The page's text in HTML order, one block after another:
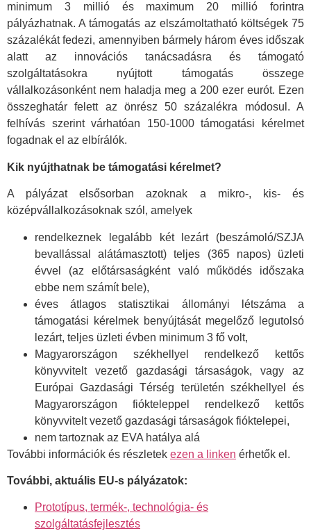
minimum 3 millió és maximum 20 millió forintra
pályázhatnak. A támogatás az elszámoltatható költségek 75
százalékát fedezi, amennyiben bármely három éves időszak
alatt az innovációs tanácsadásra és támogató
szolgáltatásokra nyújtott támogatás összege
vállalkozásonként nem haladja meg a 200 ezer eurót. Ezen
összeghatár felett az önrész 50 százalékra módosul. A
felhívás szerint várhatóan 150-1000 támogatási kérelmet
fogadnak el az elbírálók.
Kik nyújthatnak be támogatási kérelmet?
A pályázat elsősorban azoknak a mikro-, kis- és
középvállalkozásoknak szól, amelyek
rendelkeznek legalább két lezárt (beszámoló/SZJA
bevallással alátámasztott) teljes (365 napos) üzleti
évvel (az előtársaságként való működés időszaka
ebbe nem számít bele),
éves átlagos statisztikai állományi létszáma a
támogatási kérelmek benyújtását megelőző legutolsó
lezárt, teljes üzleti évben minimum 3 fő volt,
Magyarországon székhellyel rendelkező kettős
könyvvitelt vezető gazdasági társaságok, vagy az
Európai Gazdasági Térség területén székhellyel és
Magyarországon fiókteleppel rendelkező kettős
könyvvitelt vezető gazdasági társaságok fióktelepei,
nem tartoznak az EVA hatálya alá
További információk és részletek ezen a linken érhetők el.
További, aktuális EU-s pályázatok:
Prototípus, termék-, technológia- és
szolgáltatásfejlesztés